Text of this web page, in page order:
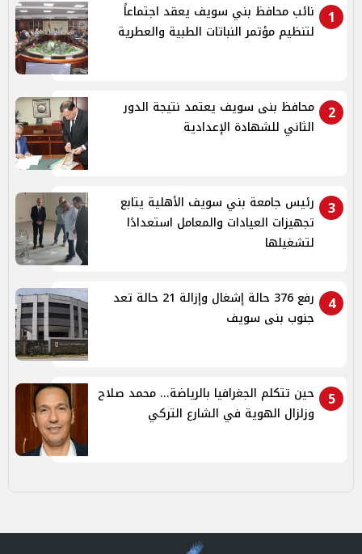
1
نائب محافظ بني سويف يعقد اجتماعاً
لتنظيم مؤتمر النباتات الطبية والعطرية
2
محافظ بنى سويف يعتمد نتيجة الدور
الثاني للشهادة الإعدادية
3
رئيس جامعة بني سويف الأهلية يتابع
تجهيزات العيادات والمعامل استعدادًا
لتشغيلها
4
رفع 376 حالة إشغال وإزالة 21 حالة تعد
جنوب بنى سويف
5
حين تتكلم الجغرافيا بالرياضة... محمد صلاح
وزلزال الهوية في الشارع التركي